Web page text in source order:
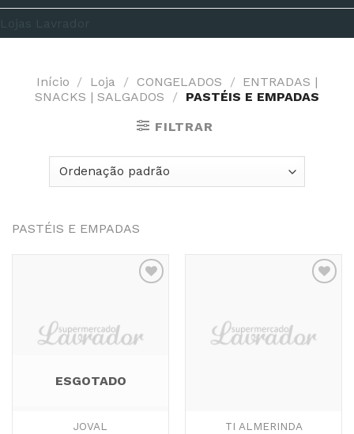
Início / Loja / CONGELADOS / ENTRADAS |
SNACKS | SALGADOS
/ PASTÉIS E EMPADAS
FILTRAR
PASTÉIS E EMPADAS
Favoritos
ESGOTADO
JOVAL
Favoritos
TI ALMERINDA